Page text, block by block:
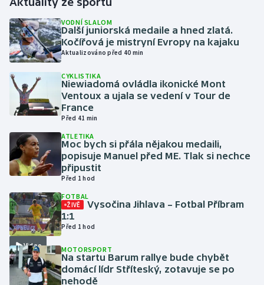
Golf
Gymnastika
Házená
Jezdectví
Judo
Krasobruslení
Lezení
Lyže a snowboard
Moderní pětiboj
Motorsport
VODNÍ SLALOM
Další juniorská medaile a hned zlatá.
Kočířová je mistryní Evropy na kajaku
Aktualizováno před 40 min
CYKLISTIKA
Niewiadomá ovládla ikonické Mont
Ventoux a ujala se vedení v Tour de
France
Před 41 min
ATLETIKA
Moc bych si přála nějakou medaili,
popisuje Manuel před ME. Tlak si nechce
připustit
Před 1 hod
Video
FOTBAL
ŽIVĚ
Vysočina Jihlava – Fotbal Příbram
1:1
Před 1 hod
MOTORSPORT
Na startu Barum rallye bude chybět
domácí lídr Stříteský, zotavuje se po
nehodě